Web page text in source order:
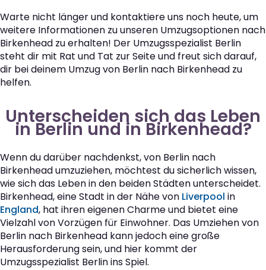
Warte nicht länger und kontaktiere uns noch heute, um
weitere Informationen zu unseren Umzugsoptionen nach
Birkenhead zu erhalten! Der Umzugsspezialist Berlin
steht dir mit Rat und Tat zur Seite und freut sich darauf,
dir bei deinem Umzug von Berlin nach Birkenhead zu
helfen.
Unterscheiden sich das Leben
in Berlin und in Birkenhead?
Wenn du darüber nachdenkst, von Berlin nach
Birkenhead umzuziehen, möchtest du sicherlich wissen,
wie sich das Leben in den beiden Städten unterscheidet.
Birkenhead, eine Stadt in der Nähe von Liverpool in
England, hat ihren eigenen Charme und bietet eine
Vielzahl von Vorzügen für Einwohner. Das Umziehen von
Berlin nach Birkenhead kann jedoch eine große
Herausforderung sein, und hier kommt der
Umzugsspezialist Berlin ins Spiel.